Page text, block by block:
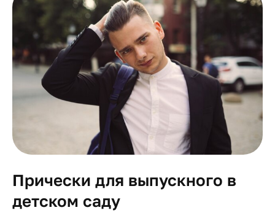
Прически для выпускного в
детском саду